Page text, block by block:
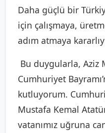
Daha güçlü bir
için çalışmaya,
adım atmaya
Bu duygularla, Aziz
Cumhuriyet
kutluyorum.
Mustafa Kemal
vatanımız uğruna